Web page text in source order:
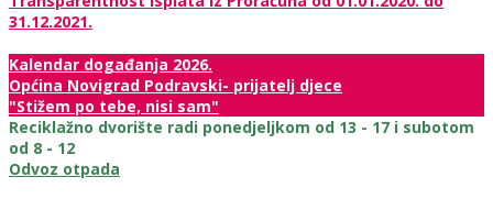
31.12.2021.
Kalendar događanja 2026.
Općina Novigrad Podravski- prijatelj djece
"Stižem po tebe, nisi sam"
Reciklažno dvorište radi ponedjeljkom od 13 - 17 i subotom
od 8 - 12
Odvoz otpada